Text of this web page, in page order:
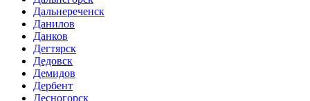
Дальнереченск
Данилов
Данков
Дегтярск
Дедовск
Демидов
Дербент
Десногорск